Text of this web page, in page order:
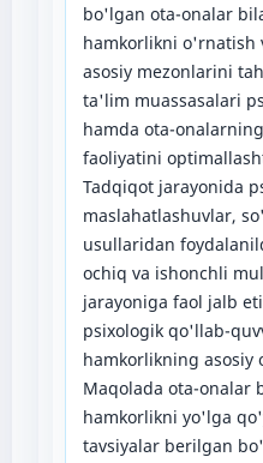
bo'lgan ota-onalar
hamkorlikni
asosiy mezonlarini
ta'lim muassasalari
hamda ota-
faoliyatini
Tadqiqot jarayonida
maslahatlashuvlar,
usullaridan
ochiq va ishonchli
jarayoniga faol jalb
psixologik qo'llab-
hamkorlikning asosiy
Maqolada ota-onalar
hamkorlikni yo'lga
tavsiyalar berilgan